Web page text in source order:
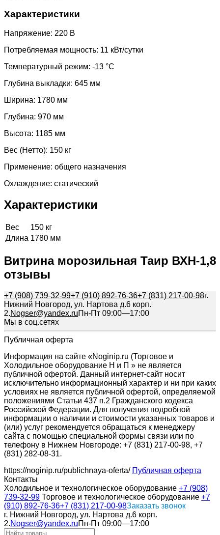
Характеристики
Напряжение: 220 В
Потребляемая мощность: 11 кВт/сутки
Температурный режим: -13 °C
Глубина выкладки: 645 мм
Ширина: 1780 мм
Глубина: 970 мм
Высота: 1185 мм
Вес (Нетто): 150 кг
Применение: общего назначения
Охлаждение: статический
Характеристики
Вес
150 кг
Длина 1780 мм
Витрина морозильная Таир ВХН-1,8
отзывы
+7 (908) 739-32-99+7 (910) 892-76-36+7 (831) 217-00-98г.
Нижний Новгород, ул. Нартова д.6 корп.
2.Nogser@yandex.ruПн-Пт 09:00—17:00
Мы в соц.сетях
Публичная оферта
Информация на сайте «Noginip.ru (Торговое и
Холодильное оборудование Н и П » не является
публичной офертой. Данный интернет-сайт носит
исключительно информационный характер и ни при каких
условиях не является публичной офертой, определяемой
положениями Статьи 437 п.2 Гражданского кодекса
Российской Федерации. Для получения подробной
информации о наличии и стоимости указанных товаров и
(или) услуг рекомендуется обращаться к менеджеру
сайта с помощью специальной формы связи или по
телефону в Нижнем Новгороде: +7 (831) 217-00-98, +7
(831) 282-08-31.
https://noginip.ru/publichnaya-oferta/ Публичная оферта
Контакты
Холодильное и технологическое оборудование +7 (908)
739-32-99 Торговое и технологическое оборудование +7
(910) 892-76-36+7 (831) 217-00-98Заказать звонок
г. Нижний Новгород, ул. Нартова д.6 корп.
2.Nogser@yandex.ruПн-Пт 09:00—17:00